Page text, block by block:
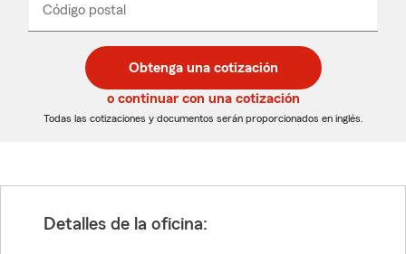
desplegable
Código postal
de
5
dígitos
de
5
dígitos
_____
Obtenga una cotización
o continuar con una cotización
Todas las cotizaciones y documentos serán proporcionados en inglés.
Detalles de la oficina: